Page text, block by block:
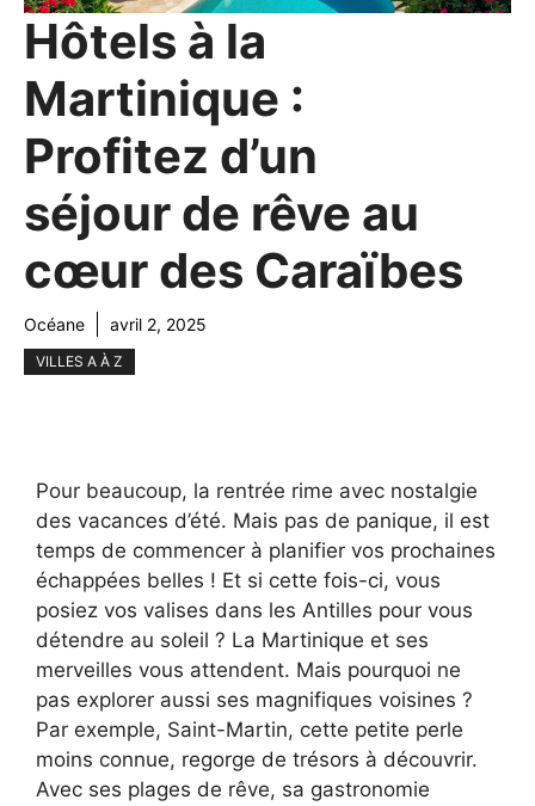
Hôtels à la
Martinique :
Profitez d’un
séjour de rêve au
cœur des Caraïbes
Océane avril 2, 2025
VILLES A À Z
Pour beaucoup, la rentrée rime avec nostalgie
des vacances d’été. Mais pas de panique, il est
temps de commencer à planifier vos prochaines
échappées belles ! Et si cette fois-ci, vous
posiez vos valises dans les Antilles pour vous
détendre au soleil ? La Martinique et ses
merveilles vous attendent. Mais pourquoi ne
pas explorer aussi ses magnifiques voisines ?
Par exemple, Saint-Martin, cette petite perle
moins connue, regorge de trésors à découvrir.
Avec ses plages de rêve, sa gastronomie